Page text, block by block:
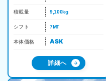
積載量 9,100kg
シフト 7MT
本体価格 ASK
詳細へ